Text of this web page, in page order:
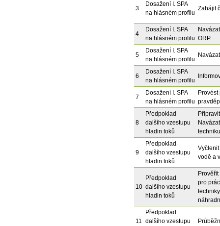
3
Dosažení I. SPA
na hlásném profilu
Zahájit
4
Dosažení I. SPA
na hlásném profilu ORP.
5
Dosažení I. SPA
na hlásném profilu
6
Dosažení I. SPA
na hlásném profilu
7
Dosažení I. SPA
na hlásném profilu
8
Předpoklad
dalšího vzestupu
hladin toků
9
Předpoklad
dalšího vzestupu
hladin toků
vodě a
10
Předpoklad
dalšího vzestupu
hladin toků
pro
11
Předpoklad
dalšího vzestupu